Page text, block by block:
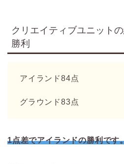
クリエイティブユニット
勝利
アイランド84点
グラウンド83点
1点差でアイランドの勝利です